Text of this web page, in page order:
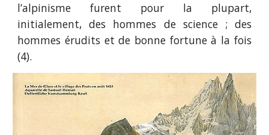
l’alpinisme furent pour la plupart,
initialement, des hommes de science ; des
hommes érudits et de bonne fortune à la fois
(4).